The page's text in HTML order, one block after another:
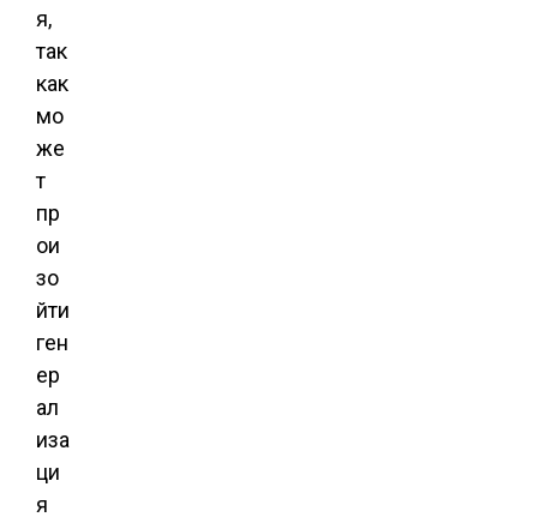
я,
так
как
мо
же
т
пр
ои
зо
йти
ген
ер
ал
иза
ци
я